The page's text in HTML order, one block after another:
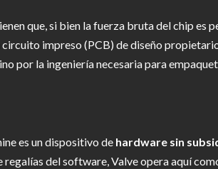
que, si bien la fuerza bruta del chip es
impreso (PCB) de diseño
por la ingeniería necesaria para
es un dispositivo de hardware sin
del software, Valve opera aquí